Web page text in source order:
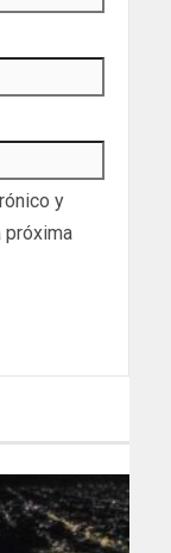
y
próxima